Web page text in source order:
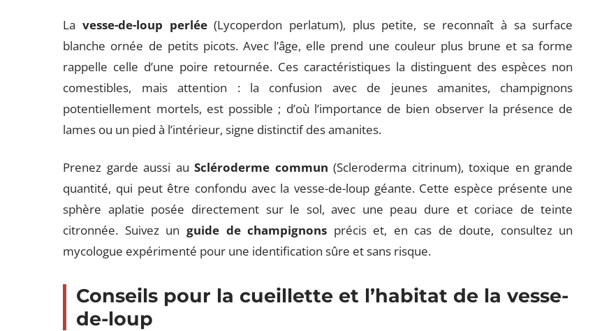
La vesse-de-loup perlée(Lycoperdon perlatum), plus petite, se reconnaît à sa surface
blanche ornée de petits picots. Avec l’âge, elle prend une couleur plus brune et sa forme
rappelle celle d’une poire retournée. Ces caractéristiques la distinguent des espèces non
comestibles, mais attention : la confusion avec de jeunes amanites, champignons
potentiellement mortels, est possible ; d’où l’importance de bien observer la présence de
lames ou un pied à l’intérieur, signe distinctif des amanites.
Prenez garde aussi auScléroderme commun (Scleroderma citrinum), toxique en grande
quantité, qui peut être confondu avec la vesse-de-loup géante. Cette espèce présente une
sphère aplatie posée directement sur le sol, avec une peau dure et coriace de teinte
citronnée. Suivez un guide de champignons précis et, en cas de doute, consultez un
mycologue expérimenté pour une identification sûre et sans risque.
Conseils pour la cueillette et l’habitat de la vesse-
de-loup